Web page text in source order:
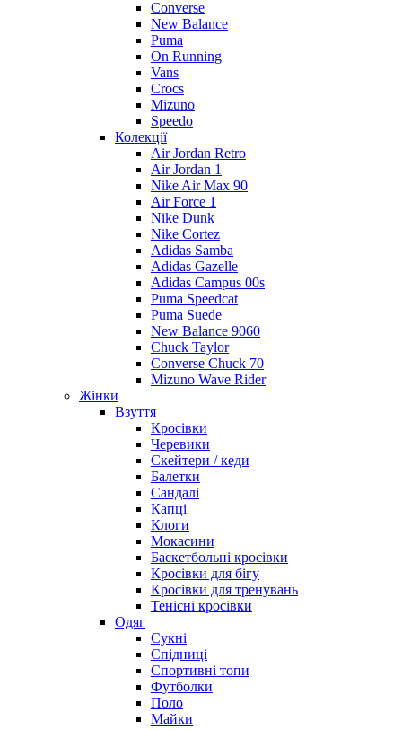
Converse
New Balance
Puma
On Running
Vans
Crocs
Mizuno
Speedo
Колекції
Air Jordan Retro
Air Jordan 1
Nike Air Max 90
Air Force 1
Nike Dunk
Nike Cortez
Adidas Samba
Adidas Gazelle
Adidas Campus 00s
Puma Speedcat
Puma Suede
New Balance 9060
Chuck Taylor
Converse Chuck 70
Mizuno Wave Rider
Жінки
Взуття
Кросівки
Черевики
Скейтери / кеди
Балетки
Сандалі
Капці
Клоги
Мокасини
Баскетбольні кросівки
Кросівки для бігу
Кросівки для тренувань
Тенісні кросівки
Одяг
Сукні
Спідниці
Спортивні топи
Футболки
Поло
Майки